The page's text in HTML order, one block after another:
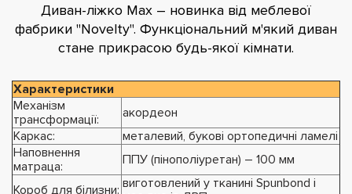
Диван-ліжко Max – новинка від меблевої
фабрики "Novelty". Функціональний м'який диван
стане прикрасою будь-якої кімнати.
Характеристики
Механізм
трансформації:
акордеон
Каркас:
металевий, букові ортопедичні ламелі
Наповнення
матраца:
ППУ (пінополіуретан) – 100 мм
Короб для білизни: виготовлений у тканині Spunbond і